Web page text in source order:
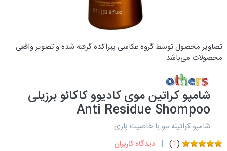
تصاویر محصول توسط گروه عکاسی پیراکده گرفته شده و تصویر واقعی
محصولات می‌باشد.
شامپو کراتین موی کادیوو کاکائو برزیلی
Anti Residue Shompoo
شامپو کراتینه مو با خاصیت بازی
(
1
)
دیدگاه کاربران